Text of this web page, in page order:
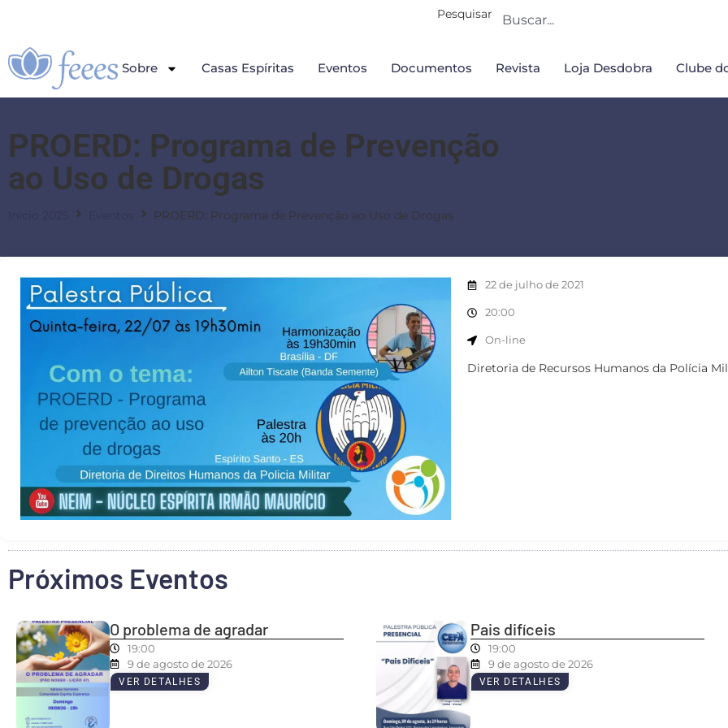
Pesquisar
Sobre Casas Espíritas Eventos Documentos Revista Loja Desdobra Clube
PROERD: Programa de Prevenção
ao Uso de Drogas
PROERD: Programa de Prevenção ao Uso de Drogas
22 de julho de 2021
20:00
On-line
Diretoria de Recursos Humanos da Polícia
Próximos Eventos
O problema de agradar
19:00
9 de agosto de 2026
VER DETALHES
Pais difíceis
19:00
9 de agosto de 2026
VER DETALHES